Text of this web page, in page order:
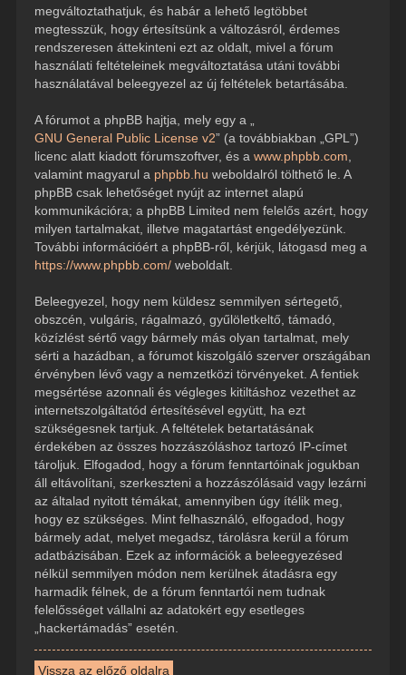
megváltoztathatjuk, és habár a lehető legtöbbet
megtesszük, hogy értesítsünk a változásról, érdemes
rendszeresen áttekinteni ezt az oldalt, mivel a fórum
használati feltételeinek megváltoztatása utáni további
használatával beleegyezel az új feltételek betartásába.
A fórumot a phpBB hajtja, mely egy a „
GNU General Public License v2” (a továbbiakban „GPL”)
licenc alatt kiadott fórumszoftver, és a www.phpbb.com
valamint magyarul a phpbb.hu weboldalról tölthető le. A
phpBB csak lehetőséget nyújt az internet alapú
kommunikációra; a phpBB Limited nem felelős azért, hogy
milyen tartalmakat, illetve magatartást engedélyezünk.
További információért a phpBB-ről, kérjük, látogasd meg a
https://www.phpbb.com/weboldalt.
Beleegyezel, hogy nem küldesz semmilyen sértegető,
obszcén, vulgáris, rágalmazó, gyűlöletkeltő, támadó,
közízlést sértő vagy bármely más olyan tartalmat, mely
sérti a hazádban, a fórumot kiszolgáló szerver országában
érvényben lévő vagy a nemzetközi törvényeket. A fentiek
megsértése azonnali és végleges kitiltáshoz vezethet az
internetszolgáltatód értesítésével együtt, ha ezt
szükségesnek tartjuk. A feltételek betartatásának
érdekében az összes hozzászóláshoz tartozó IP-címet
tároljuk. Elfogadod, hogy a fórum fenntartóinak jogukban
áll eltávolítani, szerkeszteni a hozzászólásaid vagy lezárni
az általad nyitott témákat, amennyiben úgy ítélik meg,
hogy ez szükséges. Mint felhasználó, elfogadod, hogy
bármely adat, melyet megadsz, tárolásra kerül a fórum
adatbázisában. Ezek az információk a beleegyezésed
nélkül semmilyen módon nem kerülnek átadásra egy
harmadik félnek, de a fórum fenntartói nem tudnak
felelősséget vállalni az adatokért egy esetleges
„hackertámadás” esetén.
Vissza az előző oldalra